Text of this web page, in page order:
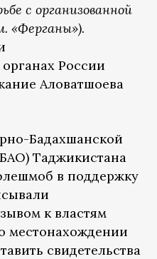
с организованной
«Ферганы»).
России
Аловатшоева
Бадахшанской
Таджикистана
в поддержку
к властям
местонахождении
свидетельства